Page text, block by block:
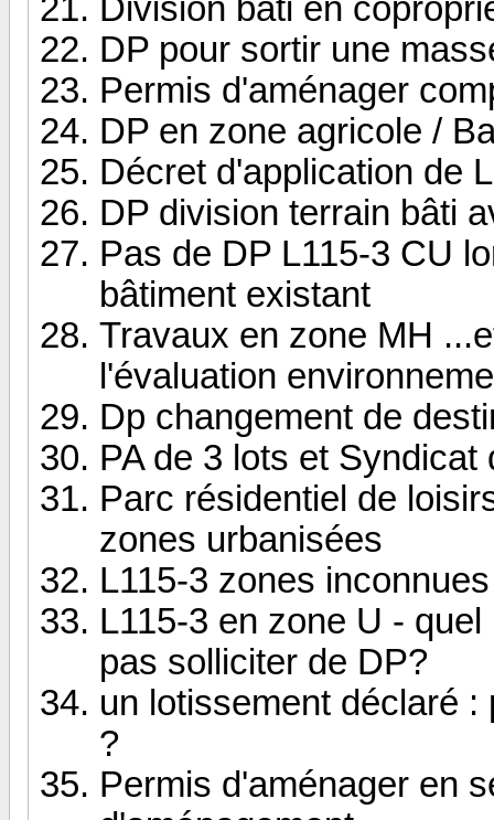
Division bâti en
DP pour sortir une
Permis d'aménager
DP en zone agricole /
Décret d'application de
DP division terrain bâti
Pas de DP L115-3 CU
bâtiment existant
Travaux en zone MH
l'évaluation
Dp changement de
PA de 3 lots et Syndicat
Parc résidentiel de
zones urbanisées
L115-3 zones inconnues
L115-3 en zone U -
pas solliciter de DP?
un lotissement déclaré
?
Permis d'aménager en